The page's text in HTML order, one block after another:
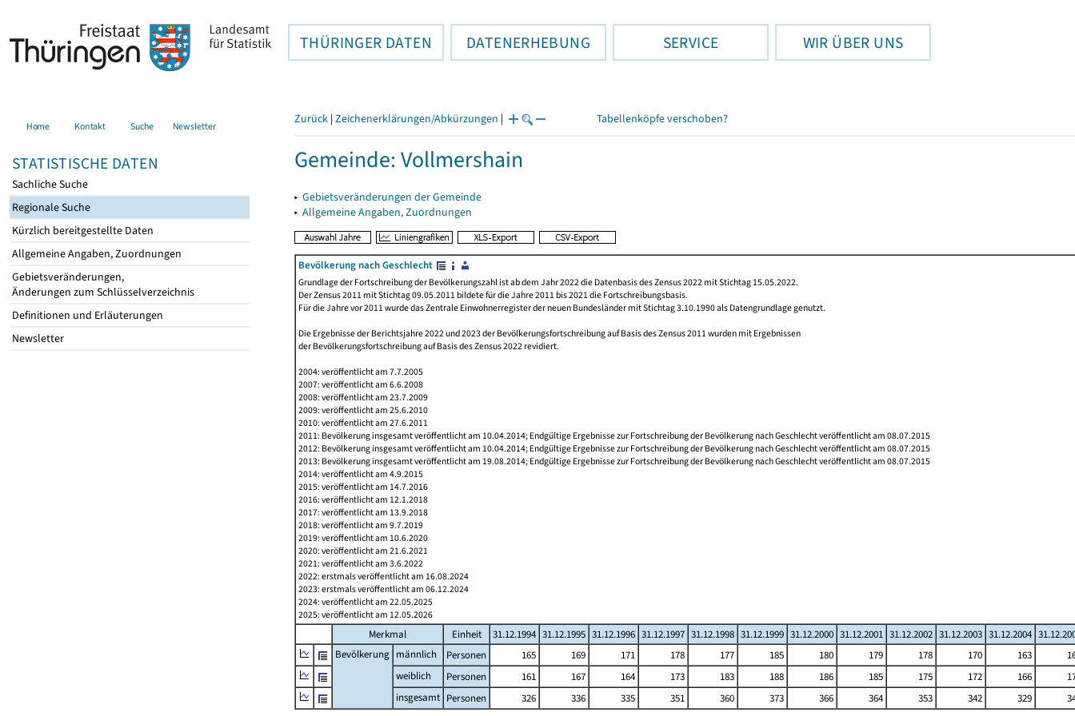
THÜRINGER DATEN DATENERHEBUNG SERVICE WIR ÜBER UNS
Home Kontakt Suche Newsletter
STATISTISCHE DATEN
Sachliche Suche
Regionale Suche
Kürzlich bereitgestellte Daten
Allgemeine Angaben, Zuordnungen
Gebietsveränderungen,
Änderungen zum Schlüsselverzeichnis
Definitionen und Erläuterungen
Newsletter
Zurück | Zeichenerklärungen/Abkürzungen | Tabellenköpfe verschoben?
Gemeinde: Vollmershain
▸ Gebietsveränderungen der Gemeinde
▸ Allgemeine Angaben, Zuordnungen
Bevölkerung nach Geschlecht
Grundlage der Fortschreibung der Bevölkerungszahl ist ab dem Jahr 2022 die Datenbasis des Zensus 2022 mit Stichtag 15.05.2022.
Der Zensus 2011 mit Stichtag 09.05.2011 bildete für die Jahre 2011 bis 2021 die Fortschreibungsbasis.
Für die Jahre vor 2011 wurde das Zentrale Einwohnerregister der neuen Bundesländer mit Stichtag 3.10.1990 als Datengrundlage genutzt.
Die Ergebnisse der Berichtsjahre 2022 und 2023 der Bevölkerungsfortschreibung auf Basis des Zensus 2011 wurden mit Ergebnissen
der Bevölkerungsfortschreibung auf Basis des Zensus 2022 revidiert.
2004: veröffentlicht am 7.7.2005
2007: veröffentlicht am 6.6.2008
2008: veröffentlicht am 23.7.2009
2009: veröffentlicht am 25.6.2010
2010: veröffentlicht am 27.6.2011
2011: Bevölkerung insgesamt veröffentlicht am 10.04.2014; Endgültige Ergebnisse zur Fortschreibung der Bevölkerung nach Geschlecht veröffentlicht am 08.07.2015
2012: Bevölkerung insgesamt veröffentlicht am 10.04.2014; Endgültige Ergebnisse zur Fortschreibung der Bevölkerung nach Geschlecht veröffentlicht am 08.07.2015
2013: Bevölkerung insgesamt veröffentlicht am 19.08.2014; Endgültige Ergebnisse zur Fortschreibung der Bevölkerung nach Geschlecht veröffentlicht am 08.07.2015
2014: veröffentlicht am 4.9.2015
2015: veröffentlicht am 14.7.2016
2016: veröffentlicht am 12.1.2018
2017: veröffentlicht am 13.9.2018
2018: veröffentlicht am 9.7.2019
2019: veröffentlicht am 10.6.2020
2020: veröffentlicht am 21.6.2021
2021: veröffentlicht am 3.6.2022
2022: erstmals veröffentlicht am 16.08.2024
2023: erstmals veröffentlicht am 06.12.2024
2024: veröffentlicht am 22.05.2025
2025: veröffentlicht am 12.05.2026
Merkmal Einheit 31.12.1994 31.12.1995 31.12.1996 31.12.1997 31.12.1998 31.12.1999 31.12.2000 31.12.2001 31.12.2002 31.12.2003 31.12.2004
Bevölkerung männlich Personen 165 169 171 178 177 185 180 179 178 170 163
weiblich
Personen 161 167 164 173 183 188 186 185 175 172 166
insgesamt Personen 326 336 335 351 360 373 366 364 353 342 329